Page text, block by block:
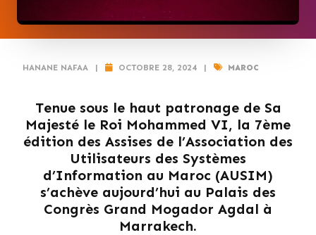
HANANE NAFAA | OCTOBRE 28, 2024 | MAROC
Tenue sous le haut patronage de Sa
Majesté le Roi Mohammed VI, la 7ème
édition des Assises de l’Association des
Utilisateurs des Systèmes
d’Information au Maroc (AUSIM)
s’achève aujourd’hui au Palais des
Congrès Grand Mogador Agdal à
Marrakech.